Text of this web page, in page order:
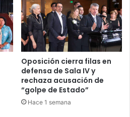
Oposición cierra filas en
defensa de Sala IV y
rechaza acusación de
“golpe de Estado”
Hace 1 semana